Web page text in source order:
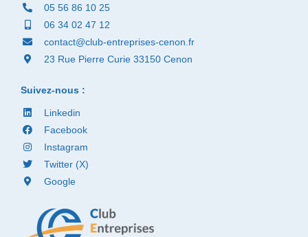
05 56 86 10 25
06 34 02 47 12
contact@club-entreprises-cenon.fr
23 Rue Pierre Curie 33150 Cenon
Suivez-nous :
Linkedin
Facebook
Instagram
Twitter (X)
Google